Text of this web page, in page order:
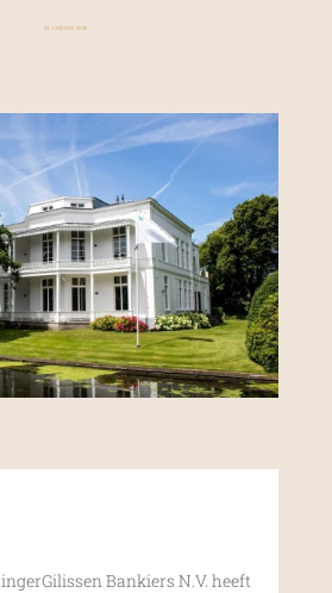
24 JANUARI 2025
Bankiers N.V. heeft